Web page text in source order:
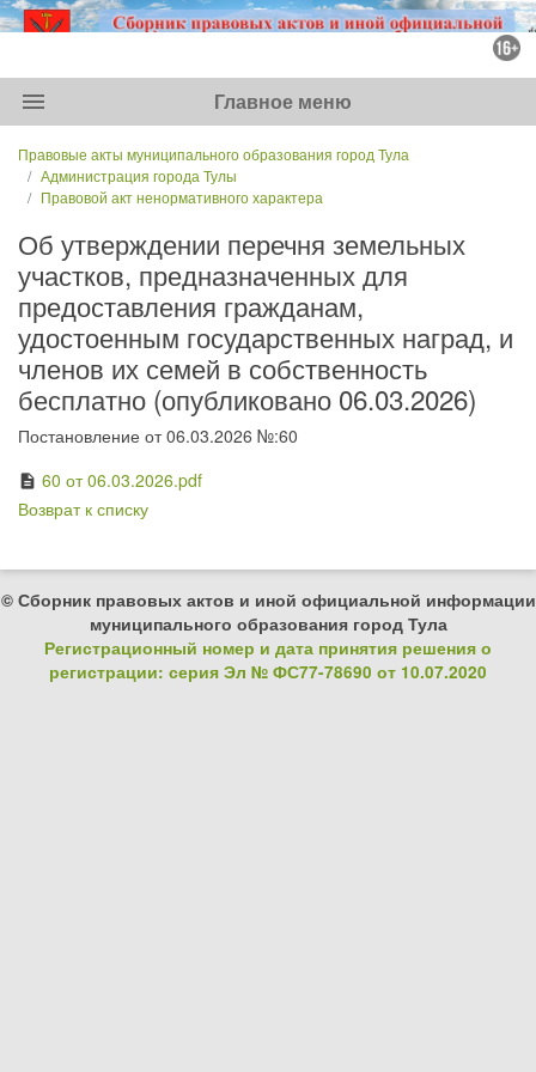
menu Главное меню
Правовые акты муниципального образования город Тула
Администрация города Тулы
Правовой акт ненормативного характера
Об утверждении перечня земельных
участков, предназначенных для
предоставления гражданам,
удостоенным государственных наград, и
членов их семей в собственность
бесплатно (опубликовано 06.03.2026)
Постановление от 06.03.2026 №:60
description 60 от 06.03.2026.pdf
Возврат к списку
© Сборник правовых актов и иной официальной информации
муниципального образования город Тула
Регистрационный номер и дата принятия решения о
регистрации: серия Эл № ФС77-78690 от 10.07.2020